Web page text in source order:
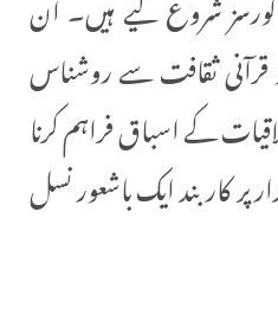
قرآنی ثقافت سے روشناس
کے اسباق فراہم کرنا
پر کاربند ایک باشعور نسل